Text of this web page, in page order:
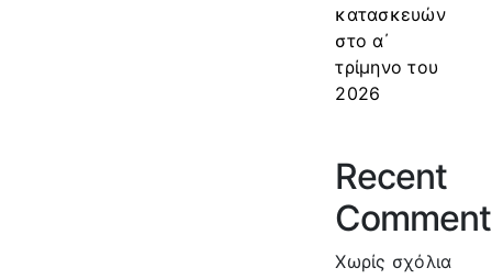
κατασκευών
στο α΄
τρίμηνο του
2026
Recent
Χωρίς σχόλια